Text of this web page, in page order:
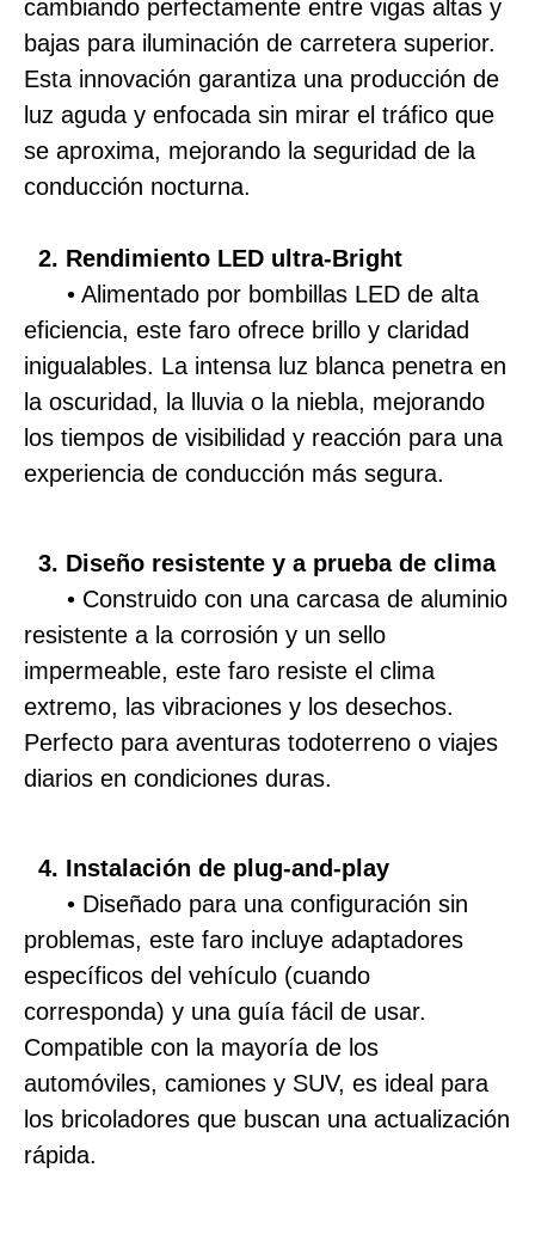
cambiando perfectamente entre vigas altas y
bajas para iluminación de carretera superior.
Esta innovación garantiza una producción de
luz aguda y enfocada sin mirar el tráfico que
se aproxima, mejorando la seguridad de la
conducción nocturna.
2. Rendimiento LED ultra-Bright
• Alimentado por bombillas LED de alta
eficiencia, este faro ofrece brillo y claridad
inigualables. La intensa luz blanca penetra en
la oscuridad, la lluvia o la niebla, mejorando
los tiempos de visibilidad y reacción para una
experiencia de conducción más segura.
3. Diseño resistente y a prueba de clima
• Construido con una carcasa de aluminio
resistente a la corrosión y un sello
impermeable, este faro resiste el clima
extremo, las vibraciones y los desechos.
Perfecto para aventuras todoterreno o viajes
diarios en condiciones duras.
4. Instalación de plug-and-play
• Diseñado para una configuración sin
problemas, este faro incluye adaptadores
específicos del vehículo (cuando
corresponda) y una guía fácil de usar.
Compatible con la mayoría de los
automóviles, camiones y SUV, es ideal para
los bricoladores que buscan una actualización
rápida.